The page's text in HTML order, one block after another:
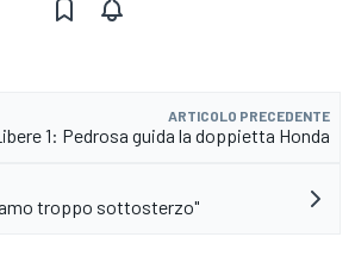
ARTICOLO PRECEDENTE
1: Pedrosa guida la doppietta Honda
troppo sottosterzo"